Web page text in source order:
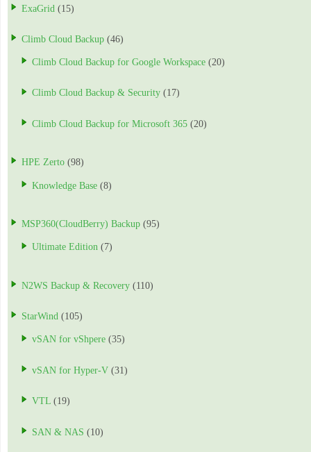
ExaGrid (15)
Climb Cloud Backup (46)
Climb Cloud Backup for Google Workspace (20)
Climb Cloud Backup & Security (17)
Climb Cloud Backup for Microsoft 365 (20)
HPE Zerto (98)
Knowledge Base (8)
MSP360(CloudBerry) Backup (95)
Ultimate Edition (7)
N2WS Backup & Recovery (110)
StarWind (105)
vSAN for vShpere (35)
vSAN for Hyper-V (31)
VTL (19)
SAN & NAS (10)